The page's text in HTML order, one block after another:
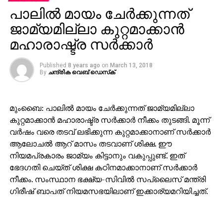
പാലില്‍ മായം ചേര്‍ക്കുന്നത്
ജാമ്യമില്ലാ കുറ്റമാക്കാന്‍
മഹാരാഷ്ട്ര സര്‍ക്കാര്‍
Published 8 years ago on March 13, 2018
By ചന്ദ്രിക വെബ് ഡെസ്‌ക്‌
മുംബൈ: പാലില്‍ മായം ചേര്‍ക്കുന്നത് ജാമ്യമില്ലാ
കുറ്റമാക്കാന്‍ മഹാരാഷ്ട്ര സര്‍ക്കാര്‍ നീക്കം തുടങ്ങി. മൂന്ന്
വര്‍ഷം വരെ തടവ് ലഭിക്കുന്ന കുറ്റമാക്കാനാണ് സര്‍ക്കാര്‍
ആലോചല്‍ ആറ് മാസം തടവാണ് ശിക്ഷ. ഈ
നിയമപ്രകാരം ജാമ്യം കിട്ടാനും വകുപ്പുണ്ട്. ഇത്
ഭേദഗതി ചെയ്ത് ശിക്ഷ കഠിനമാക്കാനാണ് സര്‍ക്കാര്‍
നീക്കം. സംസ്ഥാന ഭക്ഷ്യ-സിവില്‍ സപ്ലൈസ് മന്ത്രി
ഗിരീഷ് ബാപത് നിയമസഭയിലാണ് ഇക്കാര്യമറിയിച്ചത്.